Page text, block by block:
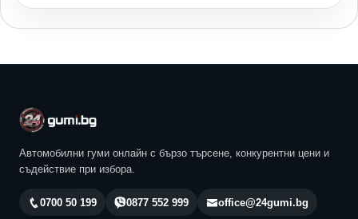
Автомобилни гуми онлайн с бързо търсене, конкурентни цени и
съдействие при избора.
0700 50 199 0877 552 999 office@24gumi.bg